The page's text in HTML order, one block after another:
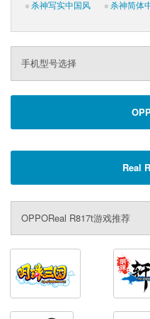
杀神写实中国风
杀神简体
手机型号选择
Real
OPPOReal R817t游戏推荐